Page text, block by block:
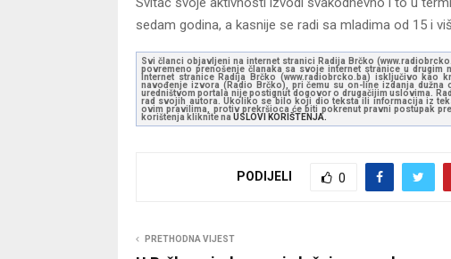
sedam godina, a kasnije se radi sa mladima od 15 i
Svi članci objavljeni na internet stranici Radija Brčko
povremeno prenošenje članaka sa svoje internet stranice u
Internet stranice Radija Brčko (www.radiobrcko.ba) isključivo
navođenje izvora (Radio Brčko), pri čemu su on-line izdanja
uredništvom portala nije postignut dogovor o drugačijim uslovima.
rad svojih autora. Ukoliko se bilo koji dio teksta ili informacija iz
ovim pravilima, protiv prekršioca će biti pokrenut pravni postupak
korištenja kliknite naUSLOVI KORIŠTENJA.
PODIJELI 0
PRETHODNA VIJEST